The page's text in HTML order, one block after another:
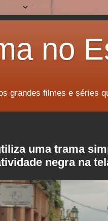
no
grandes filmes e séries
uma trama
negra na